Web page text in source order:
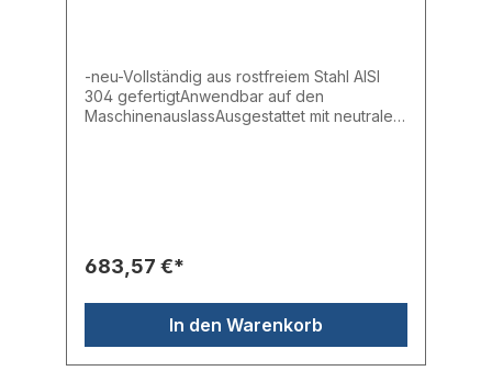
-neu-Vollständig aus rostfreiem Stahl AISI
304 gefertigtAnwendbar auf den
MaschinenauslassAusgestattet mit neutraler
683,57 €*
In den Warenkorb